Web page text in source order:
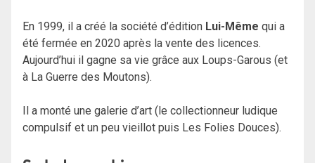
En 1999, il a créé la société d’édition Lui-Même qui a
été fermée en 2020 après la vente des licences.
Aujourd’hui il gagne sa vie grâce aux Loups-Garous (et
à La Guerre des Moutons).
Il a monté une galerie d’art (le collectionneur ludique
compulsif et un peu vieillot puis Les Folies Douces).